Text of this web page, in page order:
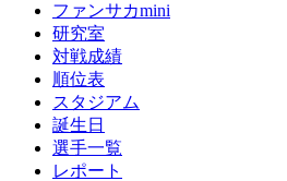
ファンサカmini
研究室
対戦成績
順位表
スタジアム
誕生日
選手一覧
レポート